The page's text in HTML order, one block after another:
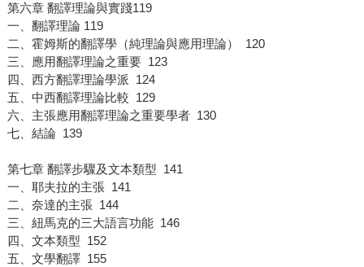
第六章 翻譯理論與實踐119
一、翻譯理論 119
二、霍姆斯的翻譯學（純理論與應用理論） 120
三、應用翻譯理論之重要 123
四、西方翻譯理論學派 124
五、中西翻譯理論比較 129
六、主張應用翻譯理論之重要學者 130
七、結論 139
第七章 翻譯步驟及文本類型 141
一、耶夫拉的主張 141
二、奈達的主張 144
三、紐馬克的三大語言功能 146
四、文本類型 152
五、文學翻譯 155